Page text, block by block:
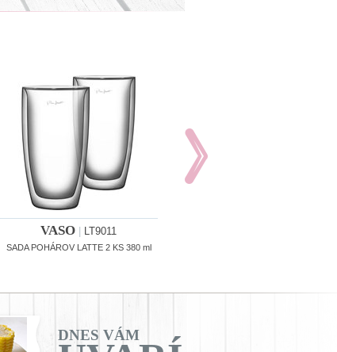
VASO LT9011
SADA POHÁROV LATTE 2 KS 380 ml
DNES VÁM